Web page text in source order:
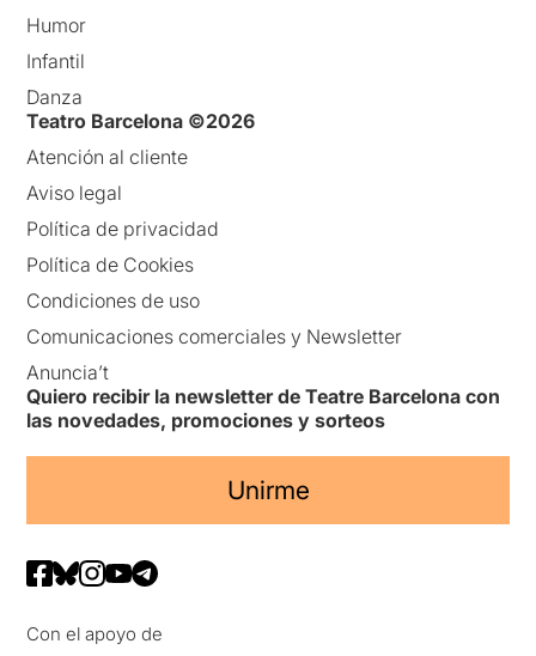
Humor
Infantil
Danza
Teatro Barcelona ©2026
Atención al cliente
Aviso legal
Política de privacidad
Política de Cookies
Condiciones de uso
Comunicaciones comerciales y Newsletter
Anuncia’t
Quiero recibir la newsletter de Teatre Barcelona con
las novedades, promociones y sorteos
Unirme
Con el apoyo de